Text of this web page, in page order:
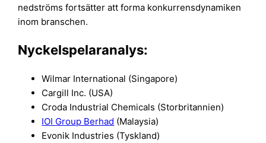
nedströms fortsätter att forma konkurrensdynamiken
inom branschen.
Nyckelspelaranalys:
Wilmar International (Singapore)
Cargill Inc. (USA)
Croda Industrial Chemicals (Storbritannien)
IOI Group Berhad (Malaysia)
Evonik Industries (Tyskland)